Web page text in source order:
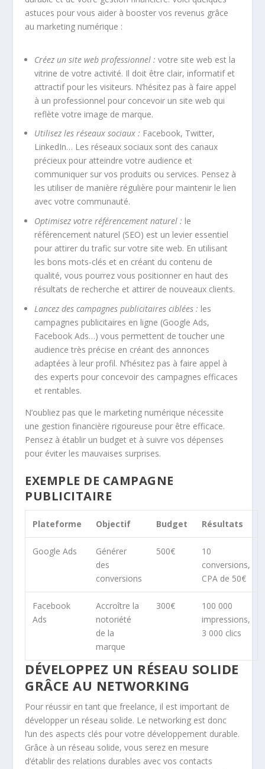
astuces pour vous aider à booster vos revenus grâce
au marketing numérique :
Créez un site web professionnel : votre site web est la
vitrine de votre activité. Il doit être clair, informatif et
attractif pour les visiteurs. N’hésitez pas à faire appel
à un professionnel pour concevoir un site web qui
reflète votre image de marque.
Utilisez les réseaux sociaux : Facebook, Twitter,
LinkedIn… Les réseaux sociaux sont des canaux
précieux pour atteindre votre audience et
communiquer sur vos produits ou services. Pensez à
les utiliser de manière régulière pour maintenir le lien
avec votre communauté.
Optimisez votre référencement naturel : le
référencement naturel (SEO) est un levier essentiel
pour attirer du trafic sur votre site web. En utilisant
les bons mots-clés et en créant du contenu de
qualité, vous pourrez vous positionner en haut des
résultats de recherche et attirer de nouveaux clients.
Lancez des campagnes publicitaires ciblées : les
campagnes publicitaires en ligne (Google Ads,
Facebook Ads…) vous permettent de toucher une
audience très précise en créant des annonces
adaptées à leur profil. N’hésitez pas à faire appel à
des experts pour concevoir des campagnes efficaces
et rentables.
N’oubliez pas que le marketing numérique nécessite
une gestion financière rigoureuse pour être efficace.
Pensez à établir un budget et à suivre vos dépenses
pour éviter les mauvaises surprises.
EXEMPLE DE CAMPAGNE
PUBLICITAIRE
Plateforme Objectif Budget Résultats
Google Ads
Générer
des
conversions
500€
10
conversions,
CPA de 50€
Facebook
Ads
Accroître la
notoriété
de la
marque
300€
100 000
impressions,
3 000 clics
DÉVELOPPEZ UN RÉSEAU SOLIDE
GRÂCE AU NETWORKING
Pour réussir en tant que freelance, il est important de
développer un réseau solide. Le networking est donc
l’un des aspects clés pour votre développement durable.
Grâce à un réseau solide, vous serez en mesure
d’établir des relations durables avec vos contacts